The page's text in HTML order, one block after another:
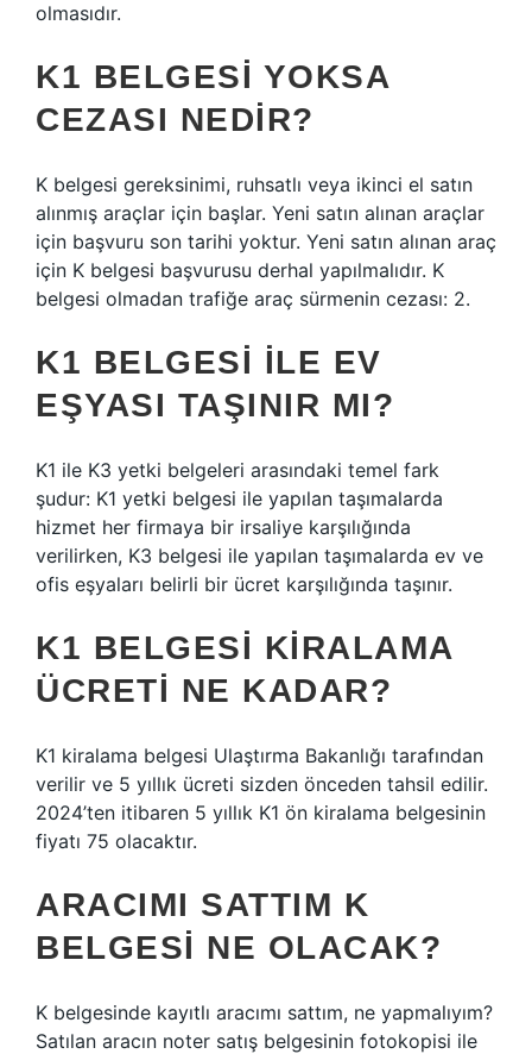
olmasıdır.
K1 BELGESI YOKSA
CEZASI NEDIR?
K belgesi gereksinimi, ruhsatlı veya ikinci el satın
alınmış araçlar için başlar. Yeni satın alınan araçlar
için başvuru son tarihi yoktur. Yeni satın alınan araç
için K belgesi başvurusu derhal yapılmalıdır. K
belgesi olmadan trafiğe araç sürmenin cezası: 2.
K1 BELGESI ILE EV
EŞYASI TAŞINIR MI?
K1 ile K3 yetki belgeleri arasındaki temel fark
şudur: K1 yetki belgesi ile yapılan taşımalarda
hizmet her firmaya bir irsaliye karşılığında
verilirken, K3 belgesi ile yapılan taşımalarda ev ve
ofis eşyaları belirli bir ücret karşılığında taşınır.
K1 BELGESI KIRALAMA
ÜCRETI NE KADAR?
K1 kiralama belgesi Ulaştırma Bakanlığı tarafından
verilir ve 5 yıllık ücreti sizden önceden tahsil edilir.
2024’ten itibaren 5 yıllık K1 ön kiralama belgesinin
fiyatı 75 olacaktır.
ARACIMI SATTIM K
BELGESI NE OLACAK?
K belgesinde kayıtlı aracımı sattım, ne yapmalıyım?
Satılan aracın noter satış belgesinin fotokopisi ile